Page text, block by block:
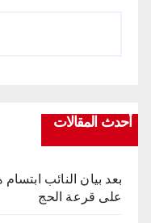
أحدث المقالات
بعد بيان النائب
على قرعة الحج